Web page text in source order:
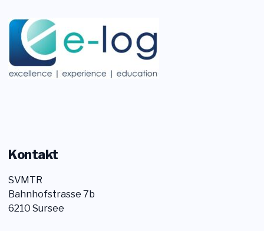
Kontakt
SVMTR
Bahnhofstrasse 7b
6210 Sursee